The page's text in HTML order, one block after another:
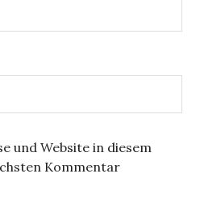
und Website in diesem
Kommentar